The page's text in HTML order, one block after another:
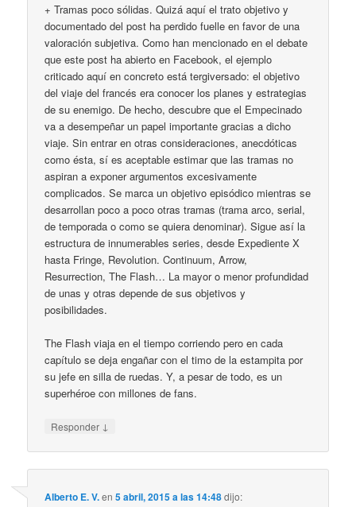
+ Tramas poco sólidas. Quizá aquí el trato objetivo y
documentado del post ha perdido fuelle en favor de una
valoración subjetiva. Como han mencionado en el debate
que este post ha abierto en Facebook, el ejemplo
criticado aquí en concreto está tergiversado: el objetivo
del viaje del francés era conocer los planes y estrategias
de su enemigo. De hecho, descubre que el Empecinado
va a desempeñar un papel importante gracias a dicho
viaje. Sin entrar en otras consideraciones, anecdóticas
como ésta, sí es aceptable estimar que las tramas no
aspiran a exponer argumentos excesivamente
complicados. Se marca un objetivo episódico mientras se
desarrollan poco a poco otras tramas (trama arco, serial,
de temporada o como se quiera denominar). Sigue así la
estructura de innumerables series, desde Expediente X
hasta Fringe, Revolution. Continuum, Arrow,
Resurrection, The Flash… La mayor o menor profundidad
de unas y otras depende de sus objetivos y
posibilidades.
The Flash viaja en el tiempo corriendo pero en cada
capítulo se deja engañar con el timo de la estampita por
su jefe en silla de ruedas. Y, a pesar de todo, es un
superhéroe con millones de fans.
Responder ↓
Alberto E. V.en5 abril, 2015 a las 14:48dijo: